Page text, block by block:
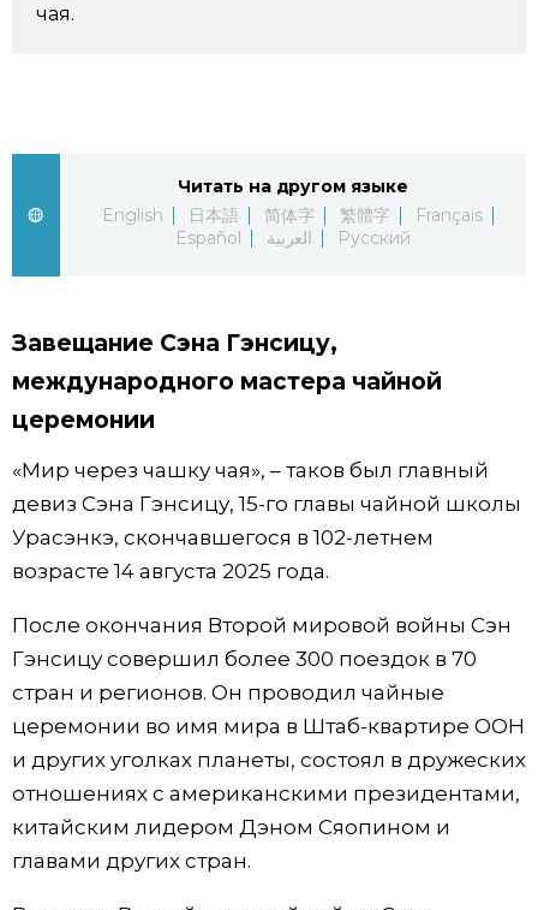
Экономика
Культура
Жизнь
Токио
От редакции
Семья
чая.
Читать на другом языке
English
日本語 简体字 繁體字
Français
Español
العربية Русский
Завещание Сэна Гэнсицу,
международного мастера чайной
церемонии
«Мир через чашку чая», – таков был главный
девиз Сэна Гэнсицу, 15-го главы чайной школы
Урасэнкэ, скончавшегося в 102-летнем
возрасте 14 августа 2025 года.
После окончания Второй мировой войны Сэн
Гэнсицу совершил более 300 поездок в 70
стран и регионов. Он проводил чайные
церемонии во имя мира в Штаб-квартире ООН
и других уголках планеты, состоял в дружеских
отношениях с американскими президентами,
китайским лидером Дэном Сяопином и
главами других стран.